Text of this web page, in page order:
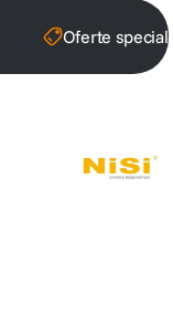
Oferte